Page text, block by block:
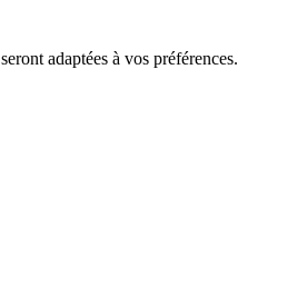
adaptées à vos préférences.